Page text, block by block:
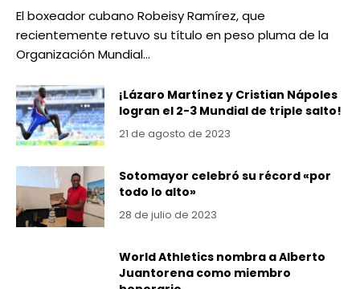
El boxeador cubano Robeisy Ramírez, que
recientemente retuvo su título en peso pluma de la
Organización Mundial…
¡Lázaro Martínez y Cristian Nápoles
logran el 2-3 Mundial de triple salto!
21 de agosto de 2023
Sotomayor celebró su récord «por
todo lo alto»
28 de julio de 2023
World Athletics nombra a Alberto
Juantorena como miembro